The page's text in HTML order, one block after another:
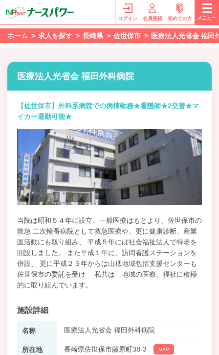
ログイン 会員登録 初めての方 メニュー
ホーム 求人を探す 長崎県 佐世保市 医療法人光省会 福田
医療法人光省会 福田外科病院
【佐世保市】外科系病院での病棟勤務★看護師★2交替★マ
イカー通勤可能★
当院は昭和５４年に設立、一般医療はもとより、佐世保市の
救急 二次輪番病院として救急医療や、更に健康診断、産業
医活動にも取り組み、 平成５年には社会福祉法人で特老を
開設しました。 また平成１年に、訪問看護ステーションを
併設、 更に平成２５年からは山祗地域包括支援センターも
佐世保市の委託を受け 私共は 地域の医療、福祉に積極
的に取り組んでいます。
施設詳細
名称 医療法人光省会 福田外科病院
所在地 長崎県佐世保市藤原町38-3 MAP